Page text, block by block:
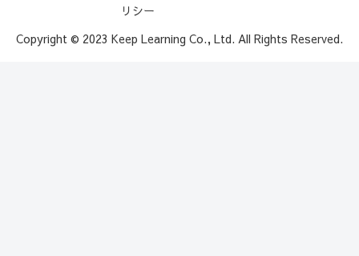
リシー
Copyright © 2023 Keep Learning Co., Ltd. All Rights Reserved.